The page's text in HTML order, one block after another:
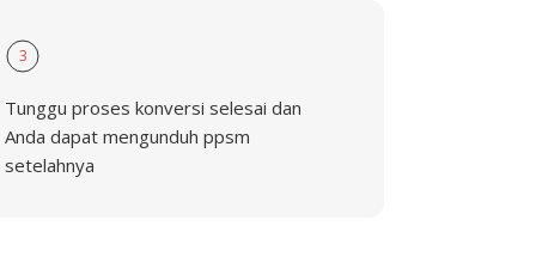
3
Tunggu proses konversi selesai dan
Anda dapat mengunduh ppsm
setelahnya